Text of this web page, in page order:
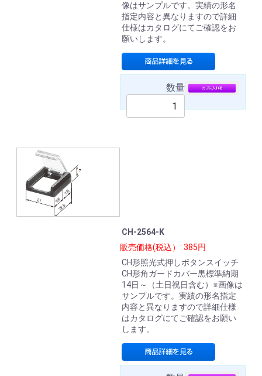
像はサンプルです。実績の形名
指定内容と異なりますので詳細
仕様はカタログにてご確認をお
願いします。
数量
CH-2564-K
販売価格(税込）: 385円
CH形照光式押しボタンスイッチ
CH形角ガードカバー黒標準納期
14日～（土日祝日含む）※画像は
サンプルです。実績の形名指定
内容と異なりますので詳細仕様
はカタログにてご確認をお願い
します。